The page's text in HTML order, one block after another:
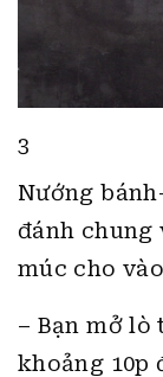
3
Nướng
đánh chung
múc cho
– Bạn mở lò
khoảng 10p